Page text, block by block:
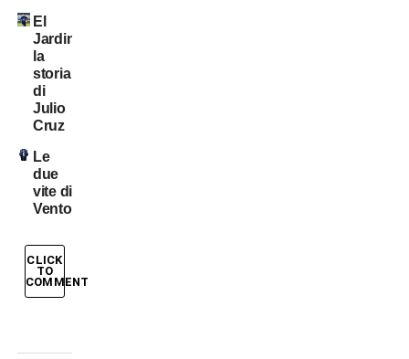
El
Jardinero:
la
storia
di
Julio
Cruz
Le
due
vite di
Ventola
CLICK
TO
COMMENT